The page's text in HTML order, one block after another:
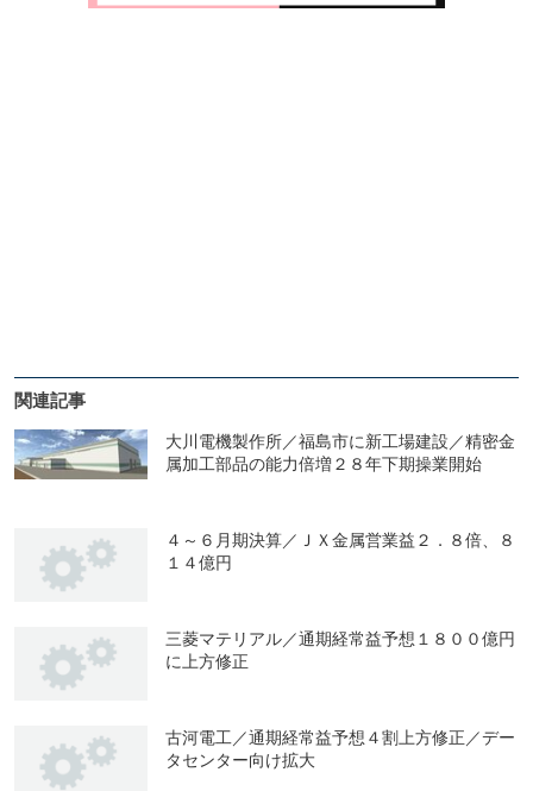
関連記事
大川電機製作所／福島市に新工場建設／精密金
属加工部品の能力倍増２８年下期操業開始
４～６月期決算／ＪＸ金属営業益２．８倍、８
１４億円
三菱マテリアル／通期経常益予想１８００億円
に上方修正
古河電工／通期経常益予想４割上方修正／デー
タセンター向け拡大